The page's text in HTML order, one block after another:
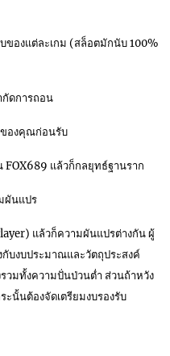
ของแต่ละเกม (สล็อตมักนับ 100%
ดการถอน
ของคุณก่อนรับ
แล้วก็กลยุทธ์ฐานราก
ผันแปร
แล้วก็ความผันแปรต่างกัน ผู้
บงบประมาณและวัตถุประสงค์
วมทั้งความปั่นป่วนต่ำ ส่วนถ้าหวัง
นั้นต้องจัดเตรียมงบรองรับ